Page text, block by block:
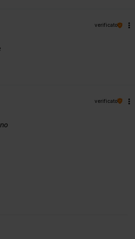
verificato
verificato